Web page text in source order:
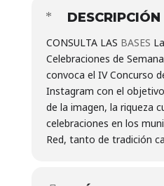
DESCRIPCIÓN
CONSULTA LAS BASES
Celebraciones de
convoca el IV Concurso
Instagram con el
de la imagen, la riqueza
celebraciones en los
Red, tanto de tradición